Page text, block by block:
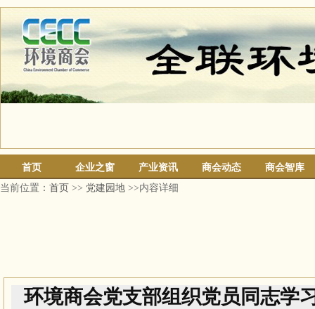
首页 企业之窗 产业资讯 商会动态
商会智库
当前位置： 首页 >> 党建园地 >>内容详细
环境商会党支部组织党员同志学